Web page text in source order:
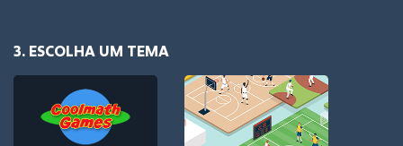
3. ESCOLHA UM TEMA